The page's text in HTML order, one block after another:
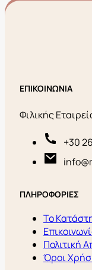
ΕΠΙΚΟΙΝΩΝΙΑ
Φιλικής
+30
ΠΛΗΡΟΦΟΡΙΕΣ
Το
Πολιτική
Όροι